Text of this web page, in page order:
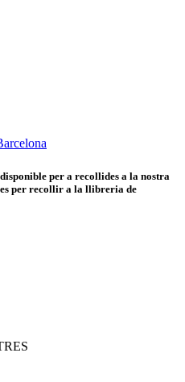
per a recollides a la nostra
per recollir a la llibreria de